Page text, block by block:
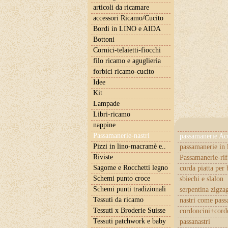
articoli da ricamare
accessori Ricamo/Cucito
Bordi in LINO e AIDA
Bottoni
Cornici-telaietti-fiocchi
filo ricamo e aguglieria
forbici ricamo-cucito
Idee
Kit
Lampade
Libri-ricamo
nappine
Passamanerie-nastri
passamanerie
passamanerie in
Passamanerie-
corda piatta per
sbiechi e slalon
serpentina
nastri come
passanastri
Pizzi in lino-macramè e..
Riviste
Sagome e Rocchetti legno
Schemi punto croce
Schemi punti tradizionali
Tessuti da ricamo
Tessuti x Broderie Suisse
Tessuti patchwork e baby